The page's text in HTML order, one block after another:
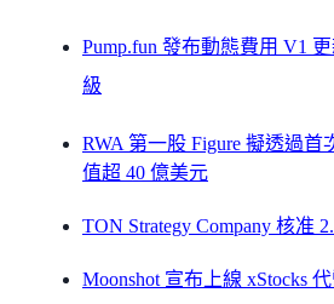
Pump.fun 發布動態費用 V1
級
RWA 第一股 Figure 擬透過首
值超 40 億美元
TON Strategy Company 核准
Moonshot 宣布上線 xStocks